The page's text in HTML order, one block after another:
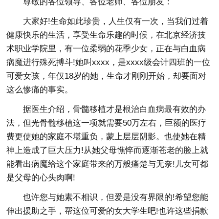
大家好!生命如此珍贵，人生仅有一次，当我们过着
健康快乐的生活，享受生命乐趣的时候，在北京经济技
术职业学院里，有一位柔弱的花季少女，正在与白血病
病魔进行殊死搏斗!她叫xxxx，是xxxx级会计四班的一位
可爱女孩，年仅18岁的她，生命才刚刚开始，却要面对
这么惨痛的事实。
据医生介绍，骨髓移植才是根治白血病最有效的办
法，但光骨髓移植这一项就需要50万左右，巨额的医疗
费更使她的家庭不堪重负，蒙上层层阴影。也使她在精
神上造成了巨大压力!从她父母憔悴而逐渐苍老的脸上就
能看出病魔给这个家庭带来的万般痛楚与无奈!儿女可都
是父母的心头肉啊!
也许您与她素不相识，但爱是没有界限的!希望您能
伸出援助之手，帮这位可爱的女大学生吧!也许这些捐款